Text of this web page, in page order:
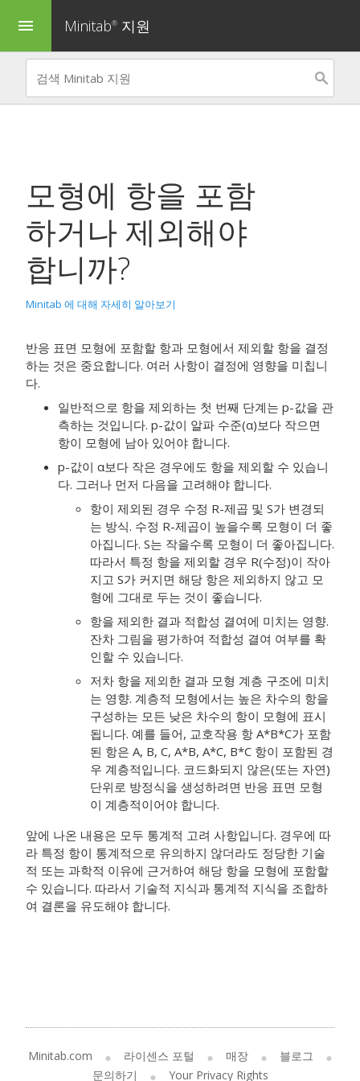
menu Minitab® 지원
모형에 항을 포함
하거나 제외해야
합니까?
Minitab 에 대해 자세히 알아보기
반응 표면 모형에 포함할 항과 모형에서 제외할 항을 결정
하는 것은 중요합니다. 여러 사항이 결정에 영향을 미칩니
다.
일반적으로 항을 제외하는 첫 번째 단계는 p-값을 관
측하는 것입니다. p-값이 알파 수준(α)보다 작으면
항이 모형에 남아 있어야 합니다.
p-값이 α보다 작은 경우에도 항을 제외할 수 있습니
다. 그러나 먼저 다음을 고려해야 합니다.
항이 제외된 경우 수정 R-제곱 및 S가 변경되
는 방식. 수정 R-제곱이 높을수록 모형이 더 좋
아집니다. S는 작을수록 모형이 더 좋아집니다.
따라서 특정 항을 제외할 경우 R(수정)이 작아
지고 S가 커지면 해당 항은 제외하지 않고 모
형에 그대로 두는 것이 좋습니다.
항을 제외한 결과 적합성 결여에 미치는 영향.
잔차 그림을 평가하여 적합성 결여 여부를 확
인할 수 있습니다.
저차 항을 제외한 결과 모형 계층 구조에 미치
는 영향. 계층적 모형에서는 높은 차수의 항을
구성하는 모든 낮은 차수의 항이 모형에 표시
됩니다. 예를 들어, 교호작용 항 A*B*C가 포함
된 항은 A, B, C, A*B, A*C, B*C 항이 포함된 경
우 계층적입니다. 코드화되지 않은(또는 자연)
단위로 방정식을 생성하려면 반응 표면 모형
이 계층적이어야 합니다.
앞에 나온 내용은 모두 통계적 고려 사항입니다. 경우에 따
라 특정 항이 통계적으로 유의하지 않더라도 정당한 기술
적 또는 과학적 이유에 근거하여 해당 항을 모형에 포함할
수 있습니다. 따라서 기술적 지식과 통계적 지식을 조합하
여 결론을 유도해야 합니다.
Minitab.com 라이센스 포털 매장
블로그
문의하기
Your Privacy Rights